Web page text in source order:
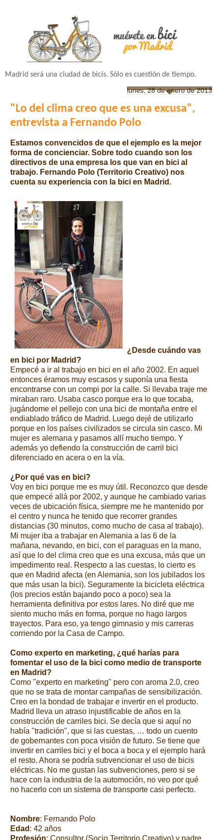
Madrid será una ciudad de bicis. Sólo es cuestión de tiempo.
lunes, 28 de enero de 2013
"Lo del clima creo que es una excusa",
entrevista a Fernando Polo
Estamos convencidos de que el ejemplo es la mejor
forma de concienciar. Sobre todo cuando son los
directivos de una empresa los que van en bici al
trabajo. Fernando Polo (Territorio Creativo) nos
cuenta su experiencia con la bici en Madrid.
¿Desde cuándo vas
en bici por Madrid?
Empecé a ir al trabajo en bici en el año 2002. En aquel
entonces éramos muy escasos y suponía una fiesta
encontrarse con un compi por la calle. Si llevaba traje me
miraban raro. Usaba casco porque era lo que tocaba,
jugándome el pellejo con una bici de montaña entre el
endiablado tráfico de Madrid. Luego dejé de utilizarlo
porque en los países civilizados se circula sin casco. Mi
mujer es alemana y pasamos allí mucho tiempo. Y
además yo defiendo la construcción de carril bici
diferenciado en acera o en la vía.
¿Por qué vas en bici?
Voy en bici porque me es muy útil. Reconozco que desde
que empecé allá por 2002, y aunque he cambiado varias
veces de ubicación física, siempre me he mantenido por
el centro y nunca he tenido que recorrer grandes
distancias (30 minutos, como mucho de casa al trabajo).
Mi mujer iba a trabajar en Alemania a las 6 de la
mañana, nevando, en bici, con el paraguas en la mano,
así que lo del clima creo que es una excusa, más que un
impedimento real. Respecto a las cuestas, lo cierto es
que en Madrid afecta (en Alemania, son los jubilados los
que más usan la bici). Seguramente la bicicleta eléctrica
(los precios están bajando poco a poco) sea la
herramienta definitiva por estos lares. No diré que me
siento mucho más en forma, porque no hago largos
trayectos. Para eso, ya tengo gimnasio y mis carreras
corriendo por la Casa de Campo.
Como experto en marketing, ¿qué harías para
fomentar el uso de la bici como medio de transporte
en Madrid?
Como "experto en marketing" pero con aroma 2.0, creo
que no se trata de montar campañas de sensibilización.
Creo en la bondad de trabajar e invertir en el producto.
Madrid lleva un atraso injustificable de años en la
construcción de carriles bici. Se decía que si aquí no
había "tradición", que si las cuestas, … todo un cuento
de gobernantes con poca visión de futuro. Se tiene que
invertir en carriles bici y el boca a boca y el ejemplo hará
el resto. Ahora se podría subvencionar el uso de bicis
eléctricas. No me gustan las subvenciones, pero si se
hace con la industria de la automoción, no veo por qué
no hacerlo con un sistema de transporte casi perfecto.
Nombre: Fernando Polo
Edad : 42 años
Profesión: Consultor (Socio Territorio Creativo) y padre